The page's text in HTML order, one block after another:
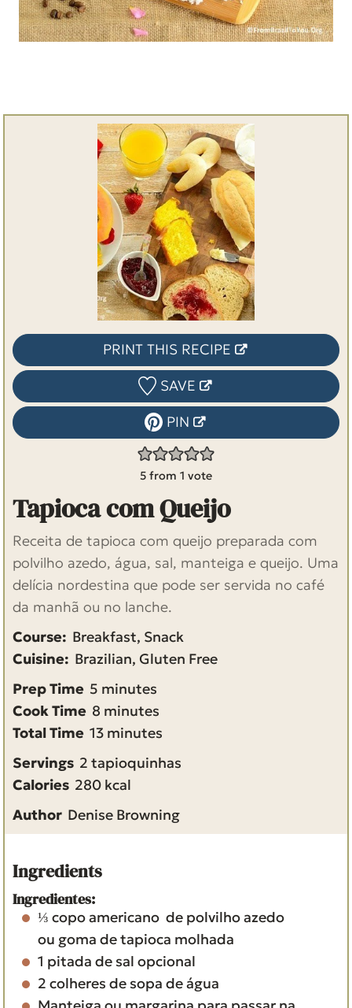
PRINT THIS RECIPE
SAVE
PIN
5 from 1 vote
Tapioca com Queijo
Receita de tapioca com queijo preparada com
polvilho azedo, água, sal, manteiga e queijo. Uma
delícia nordestina que pode ser servida no café
da manhã ou no lanche.
Course: Breakfast, Snack
Cuisine: Brazilian, Gluten Free
Prep Time 5 m
i
n
t
s
minutes
Cook Time 8 m
i
u
e
minutes
Total Time 13m
n
t
minutes
Servings 2 tapioquinhas
Calories 280 kcal
Author Denise Browning
Ingredients
Ingredientes:
⅓ copo americano de polvilho azedo
ou goma de tapioca molhada
1 pitada de sal opcional
2 colheres de sopa de água